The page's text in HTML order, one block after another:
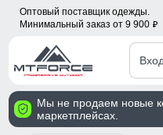
Оптовый поставщик одежды.
Минимальный заказ от 9 900 p
Вход
Мы не продаем новые
маркетплейсах.